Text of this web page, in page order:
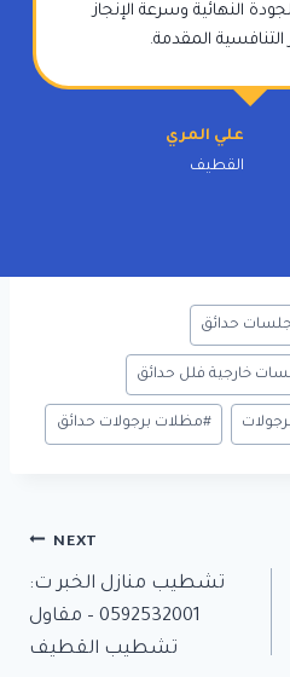
النهائية وسرعة الإنجاز
التنافسية المقدمة.
علي المري
القطيف
حدائق
خارجية فلل حدائق
#مظلات برجولات حدائق
NEXT
تشطيب منازل الخبر ت:
0592532001 – مقاول
تشطيب القطيف